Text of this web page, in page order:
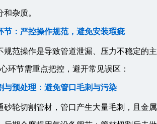
杂质。
节：严控操作规范，避免安装瑕疵
规范操作是导致管道泄漏、压力不稳定的主
环节需重点把控，避开常见误区：
与预处理：避免管口毛刺与污染
砂轮切割管材，管口产生大量毛刺，且金属